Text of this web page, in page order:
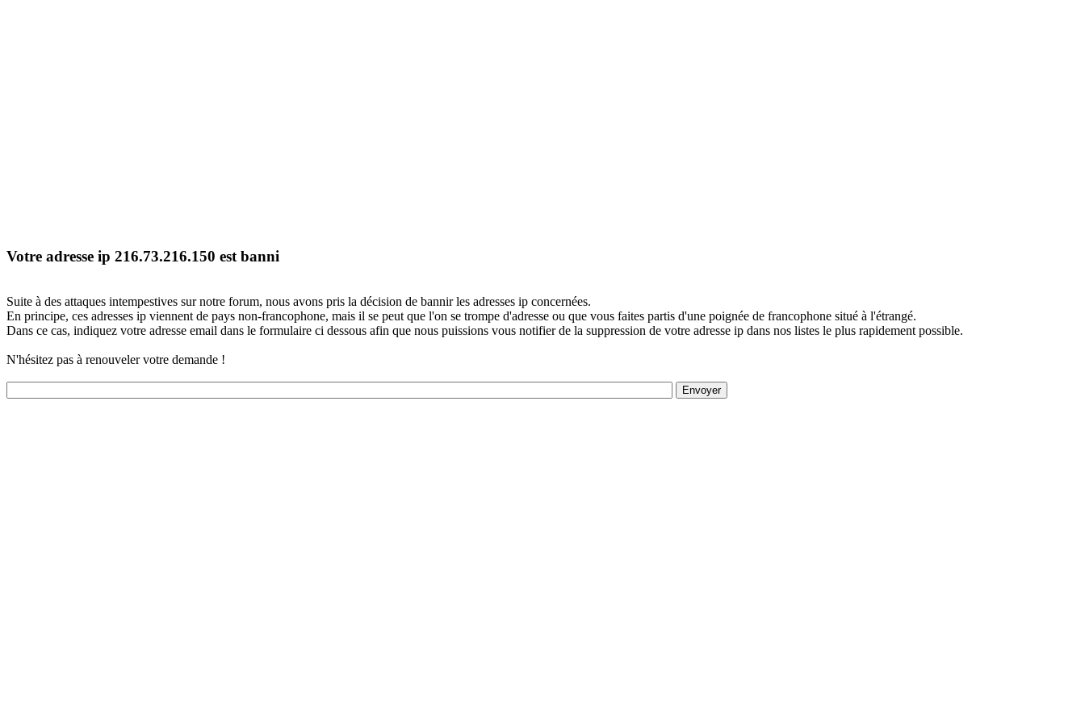
Votre adresse ip 216.73.216.150 est banni
Suite à des attaques intempestives sur notre forum, nous avons pris la décision de bannir les adresses ip concernées.
En principe, ces adresses ip viennent de pays non-francophone, mais il se peut que l'on se trompe d'adresse ou que vous faites partis d'une poignée de francophone situé à l'étrangé.
Dans ce cas, indiquez votre adresse email dans le formulaire ci dessous afin que nous puissions vous notifier de la suppression de votre adresse ip dans nos listes le plus rapidement possible.
N'hésitez pas à renouveler votre demande !